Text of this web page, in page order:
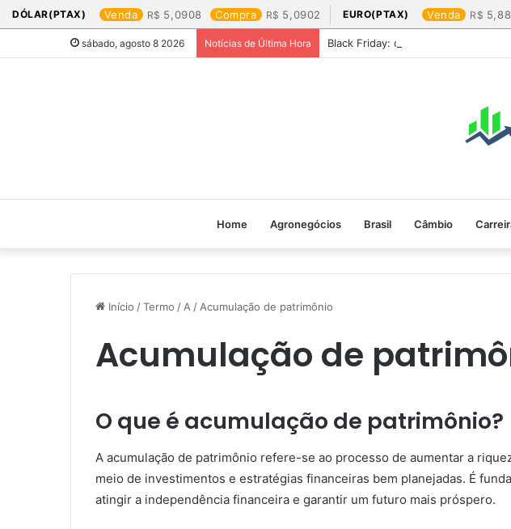
DÓLAR(PTAX) Venda 5,0908 Compra 5,0902 EURO(PTAX) Venda
sábado, agosto 8 2026 Notícias de Última Hora Black Friday: os produtos que mais
Home Agronegócios Brasil Câmbio
Início /Termo / A / Acumulação de patrimônio
Acumulação de
O que é acumulação de patrimônio?
A acumulação de patrimônio refere-se ao processo de aumentar a
meio de investimentos e estratégias financeiras bem planejadas. É
atingir a independência financeira e garantir um futuro mais próspero.